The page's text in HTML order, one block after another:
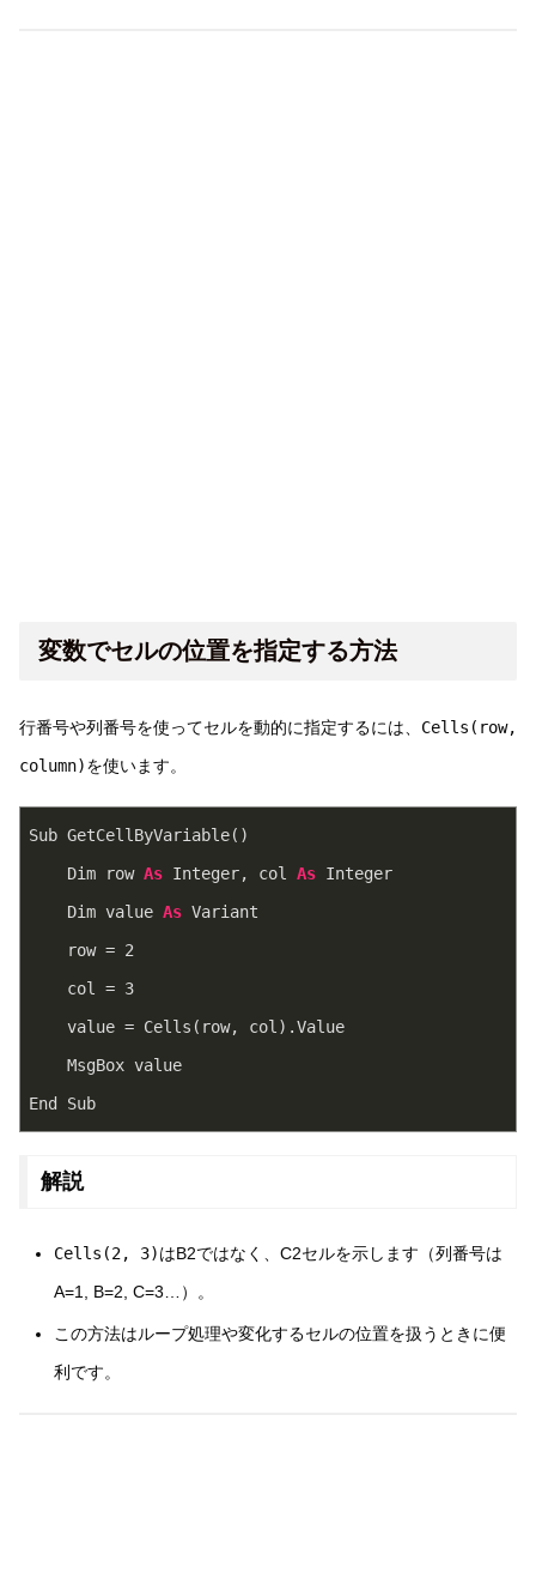
変数でセルの位置を指定する方法
行番号や列番号を使ってセルを動的に指定するには、 Cells(row,
column)を使います。
Sub GetCellByVariable()
    Dim row
As Integer, col As Integer
    Dim value
As Variant
    row =
2
    col =
3
    value = Cells(row, col).Value
    MsgBox value
End Sub
解説
Cells(2, 3)はB2ではなく、C2セルを示します（列番号は
A=1, B=2, C=3…）。
この方法はループ処理や変化するセルの位置を扱うときに便
利です。